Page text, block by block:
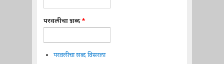
परवलीचा शब्द*
परवलीचा शब्द विसरला